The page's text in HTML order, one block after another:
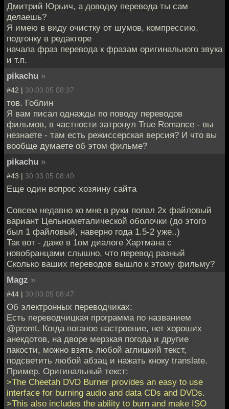
Дмитрий Юрьич, а доводку перевода ты сам
делаешь?
Я имею в виду очистку от шумов, компрессию,
подгонку в редакторе
начала фраз перевода к фразам оригинального звука
и т.п.
pikachu »
#42 | 30.03.05 08:37
тов. Гоблин
Я вам писал однажды по поводу переводов
фильмов, в частности затронул True Romance - вы
незнаете - там есть режиссерская версия? И что вы
вообще думаете об этом фильме?
pikachu »
#43 | 30.03.05 08:40
Еще один вопрос хозяину сайта
Совсем недавно ко мне в руки попал 2х файловый
вариант Цельнометалической оболочки (до этого
был 1 файловый, наверно года 1.5-2 уже..)
Так вот - даже в 1ом диалоге Хартмана с
новобранцами слышно, что перевод разный
Сколько ваших переводов вышло к этому фильму?
Magz »
#44 | 30.03.05 08:47
Об электронных переводчиках:
Есть переводчицкая программа по названием
@promt. Когда поганое настроение, нет хороших
анекдотов, на дворе мерзкая погода и другие
пакости, можно взять любой аглицкий текст,
подсветить любой абзац и нажать кноку translate.
Пример. Оригинальный текст:
>The Cheetah DVD Burner provides an easy to use
interface for burning audio and data CDs and DVDs.
>This also includes the ability to burn and make ISO